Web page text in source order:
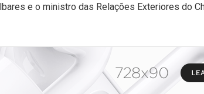
e o ministro das Relações Exteriores do